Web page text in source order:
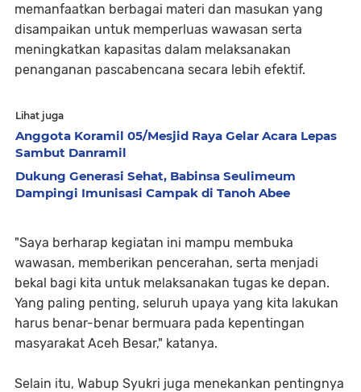
memanfaatkan berbagai materi dan masukan yang
disampaikan untuk memperluas wawasan serta
meningkatkan kapasitas dalam melaksanakan
penanganan pascabencana secara lebih efektif.
Lihat juga
Anggota Koramil 05/Mesjid Raya Gelar Acara Lepas
Sambut Danramil
Dukung Generasi Sehat, Babinsa Seulimeum
Dampingi Imunisasi Campak di Tanoh Abee
"Saya berharap kegiatan ini mampu membuka
wawasan, memberikan pencerahan, serta menjadi
bekal bagi kita untuk melaksanakan tugas ke depan.
Yang paling penting, seluruh upaya yang kita lakukan
harus benar-benar bermuara pada kepentingan
masyarakat Aceh Besar," katanya.
Selain itu, Wabup Syukri juga menekankan pentingnya